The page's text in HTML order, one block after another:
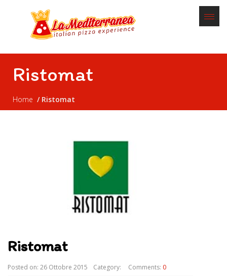
Ristomat
Home Ristomat
Ristomat
Posted on: 26 Ottobre 2015 Category: Comments: 0